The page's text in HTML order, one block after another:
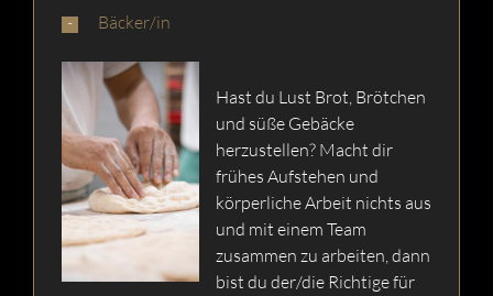
Bäcker/in
Hast du Lust Brot, Brötchen
und süße Gebäcke
herzustellen? Macht dir
frühes Aufstehen und
körperliche Arbeit nichts aus
und mit einem Team
zusammen zu arbeiten, dann
bist du der/die Richtige für